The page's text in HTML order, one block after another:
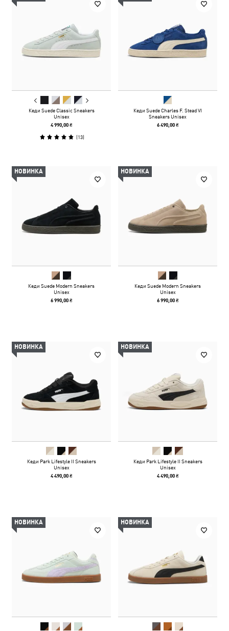
Кеди Suede Classic Sneakers
Unisex
4 990,00 ₴
(13)
Кеди Suede Charles F. Stead VI
Sneakers Unisex
6 490,00 ₴
НОВИНКА
Кеди Suede Modern Sneakers
Unisex
6 990,00 ₴
НОВИНКА
Кеди Suede Modern Sneakers
Unisex
6 990,00 ₴
НОВИНКА
Кеди Park Lifestyle II Sneakers
Unisex
4 490,00 ₴
НОВИНКА
Кеди Park Lifestyle II Sneakers
Unisex
4 490,00 ₴
НОВИНКА НОВИНКА